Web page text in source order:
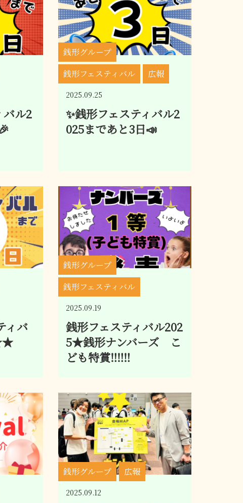
バル2
✨銭形フェスティバル2
025まであと3日📣
2025.09.25
銭形グループ
銭形フェスティバル
広報
ィバ
銭形フェスティバル202
5★銭形ナンバーズ こ
ども特賞‼‼‼
2025.09.19
銭形グループ
銭形フェスティバル
2025.09.12
銭形グループ 広報